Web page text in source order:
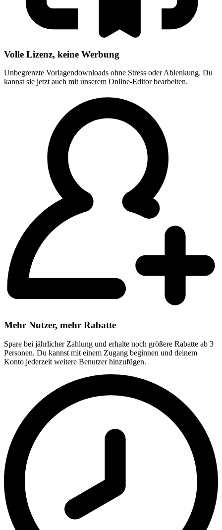
Volle Lizenz, keine Werbung
Unbegrenzte Vorlagendownloads ohne Stress oder Ablenkung. Du
kannst sie jetzt auch mit unserem Online-Editor bearbeiten.
Mehr Nutzer, mehr Rabatte
Spare bei jährlicher Zahlung und erhalte noch größere Rabatte ab 3
Personen. Du kannst mit einem Zugang beginnen und deinem
Konto jederzeit weitere Benutzer hinzufügen.